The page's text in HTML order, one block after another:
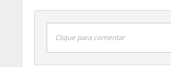
Clique para comentar